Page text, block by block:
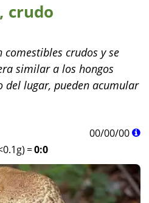
crudo
comestibles crudos y se
similar a los hongos
del lugar, pueden acumular
00/00/00
=0:0